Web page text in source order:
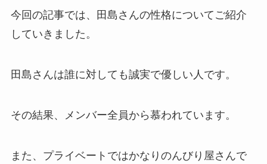
今回の記事では、田島さんの性格についてご紹介
していきました。
田島さんは誰に対しても誠実で優しい人です。
その結果、メンバー全員から慕われています。
また、プライベートではかなりのんびり屋さんで